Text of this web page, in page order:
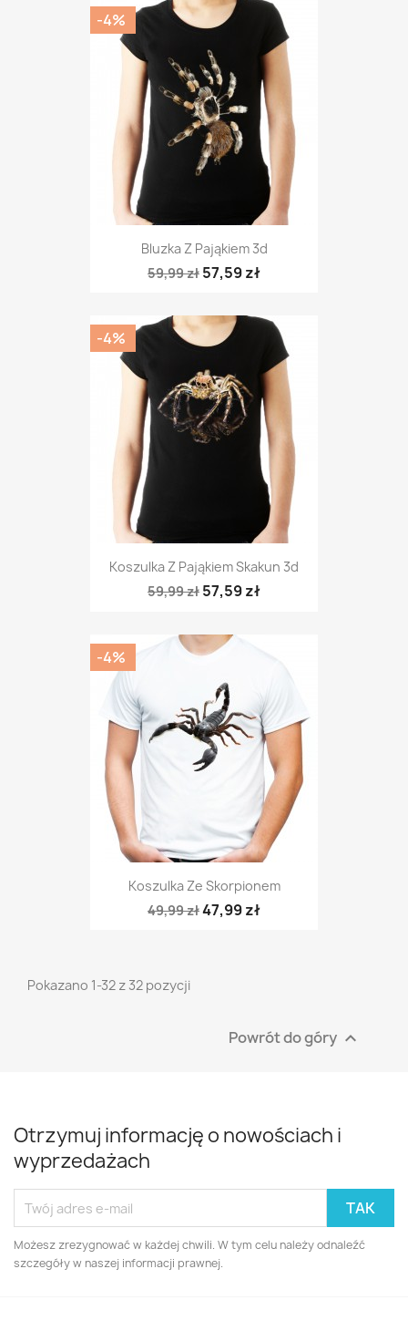
Bluzka Z Pająkiem 3d
59,99 zł 57,59 zł
-4%
Koszulka Z Pająkiem Skakun 3d
59,99 zł 57,59 zł
-4%
Koszulka Ze Skorpionem
49,99 zł47,99 zł
-4%
Pokazano 1-32 z 32 pozycji
Powrót do góry 
Otrzymuj informację o nowościach i
wyprzedażach
Możesz zrezygnować w każdej chwili. W tym celu należy odnaleźć
szczegóły w naszej informacji prawnej.